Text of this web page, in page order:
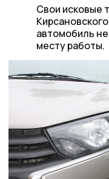
Свои исковые
автомобиль
месту работы.